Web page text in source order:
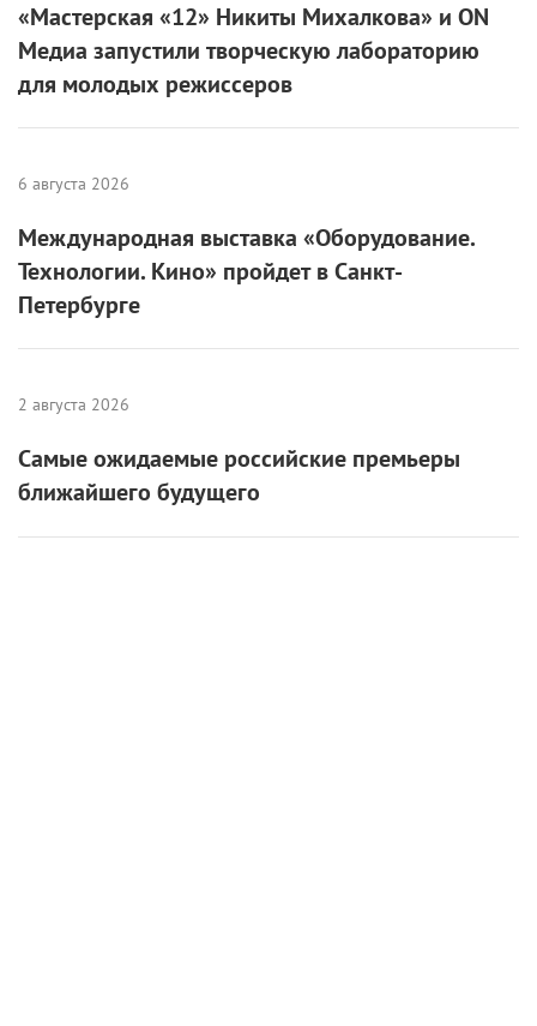
«Мастерская «12» Никиты Михалкова» и ON
Медиа запустили творческую лабораторию
для молодых режиссеров
6 августа 2026
Международная выставка «Оборудование.
Технологии. Кино» пройдет в Санкт-
Петербурге
2 августа 2026
Самые ожидаемые российские премьеры
ближайшего будущего